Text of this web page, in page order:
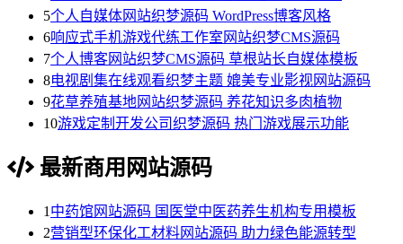
5个人自媒体网站织梦源码 WordPress博客风格
6响应式手机游戏代练工作室网站织梦CMS源码
7个人博客网站织梦CMS源码 草根站长自媒体模板
8电视剧集在线观看织梦主题 媲美专业影视网站源码
9花草养殖基地网站织梦源码 养花知识多肉植物
10游戏定制开发公司织梦源码 热门游戏展示功能
最新商用网站源码
1 中药馆网站源码 国医堂中医药养生机构专用模板
2营销型环保化工材料网站源码 助力绿色能源转型